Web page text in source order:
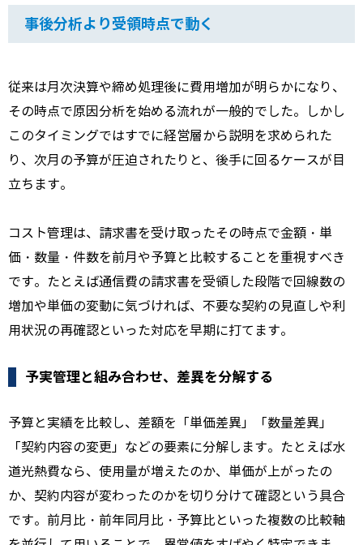
事後分析より受領時点で動く
従来は月次決算や締め処理後に費用増加が明らかになり、
その時点で原因分析を始める流れが一般的でした。しかし
このタイミングではすでに経営層から説明を求められた
り、次月の予算が圧迫されたりと、後手に回るケースが目
立ちます。
コスト管理は、請求書を受け取ったその時点で金額・単
価・数量・件数を前月や予算と比較することを重視すべき
です。たとえば通信費の請求書を受領した段階で回線数の
増加や単価の変動に気づければ、不要な契約の見直しや利
用状況の再確認といった対応を早期に打てます。
予実管理と組み合わせ、差異を分解する
予算と実績を比較し、差額を「単価差異」「数量差異」
「契約内容の変更」などの要素に分解します。たとえば水
道光熱費なら、使用量が増えたのか、単価が上がったの
か、契約内容が変わったのかを切り分けて確認という具合
です。前月比・前年同月比・予算比といった複数の比較軸